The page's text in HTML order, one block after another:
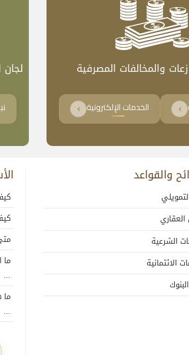
والمخالفات المصرفية​
الخدمات الإلكترونية
والقواعد
الشرعية
الائتمانية
...
...